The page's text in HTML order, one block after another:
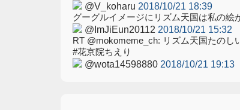
@V_koharu 2018/10/21 18:39
グーグルイメージにリズム天国は私の絵
@ImJiEun20112 2018/10/21 15:32
RT @mokomeme_ch: リズム天国たの
#花京院ちえり
@wota14598880 2018/10/21 19:13